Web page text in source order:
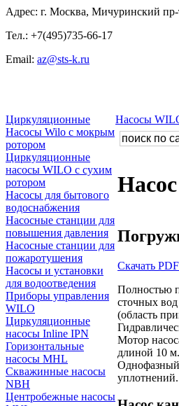
Адрес: г. Москва, Мичуринский пр-
Тел.: +7(495)735-66-17
Email: az@sts-k.ru
Циркуляционные
Насосы Wilo с мокрым
ротором
Циркуляционные
насосы WILO с сухим
ротором
Насосы для бытового
водоснабжения
Насосные станции для
повышения давления
Насосные станции для
пожаротушения
Насосы и установки
для водоотведения
Приборы управления
WILO
Циркуляционные
насосы Inline IPN
Горизонтальные
насосы MHL
Скважинные насосы
NBH
Центробежные насосы
Насосы
Скачать
Полностью
сточных
(область
Мотор
длиной 10 м.
Однофазный
уплотнений.